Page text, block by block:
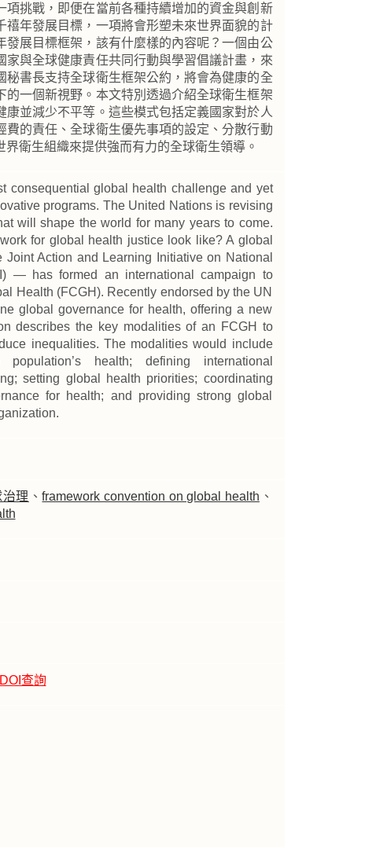
挑戰，即便在當前各種持續增加的資金與創新
年發展目標，一項將會形塑未來世界面貌的計
展目標框架，該有什麼樣的內容呢？一個由公
與全球健康責任共同行動與學習倡議計畫，來
書長支持全球衛生框架公約，將會為健康的全
一個新視野。本文特別透過介紹全球衛生框架
並減少不平等。這些模式包括定義國家對於人
的責任、全球衛生優先事項的設定、分散行動
衛生組織來提供強而有力的全球衛生領導。
consequential global health challenge and yet
programs. The United Nations is revising
will shape the world for many years to come.
for global health justice look like? A global
Action and Learning Initiative on National
— has formed an international campaign to
Health (FCGH). Recently endorsed by the UN
global governance for health, offering a new
describes the key modalities of an FCGH to
inequalities. The modalities would include
health; defining international
setting global health priorities; coordinating
for health; and providing strong global
理 、framework convention on global health 、
DOI查詢